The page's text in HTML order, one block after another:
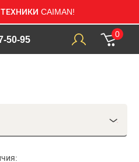
CAIMAN!
50-95
0